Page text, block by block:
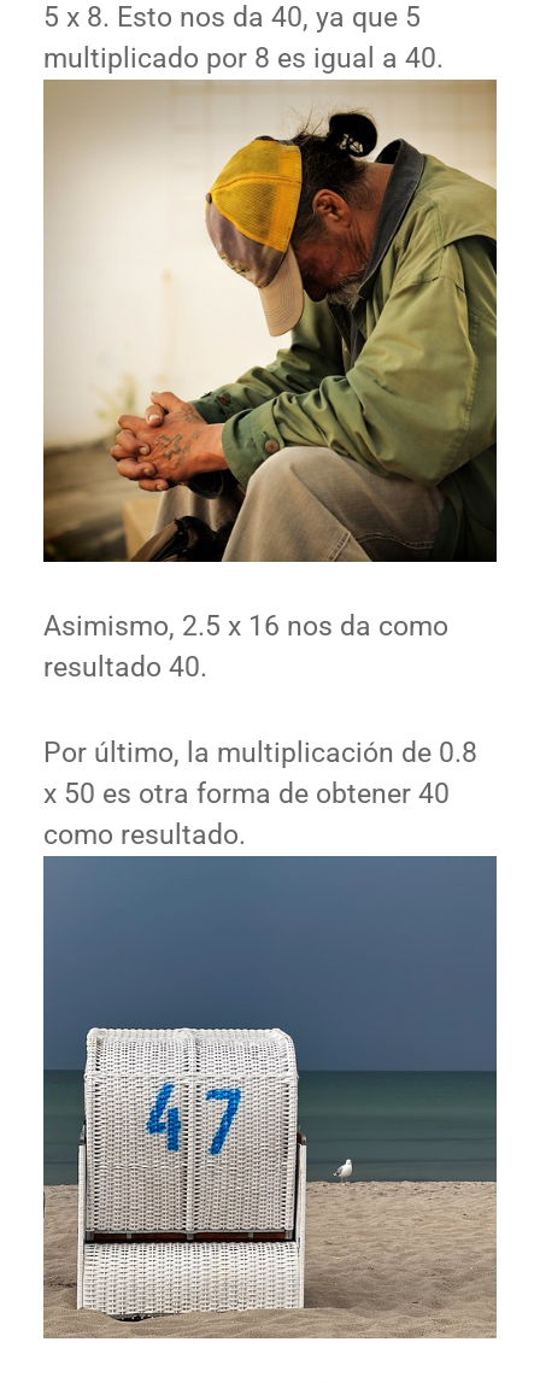
5 x 8. Esto nos da 40, ya que 5
multiplicado por 8 es igual a 40.
Asimismo, 2.5 x 16 nos da como
resultado 40.
Por último, la multiplicación de 0.8
x 50 es otra forma de obtener 40
como resultado.